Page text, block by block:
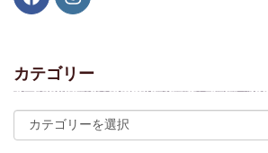
カテゴリー